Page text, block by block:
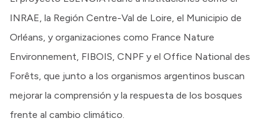
INRAE, la Región Centre-Val de Loire, el Municipio de
Orléans, y organizaciones como France Nature
Environnement, FIBOIS, CNPF y el Office National des
Forêts, que junto a los organismos argentinos buscan
mejorar la comprensión y la respuesta de los bosques
frente al cambio climático.